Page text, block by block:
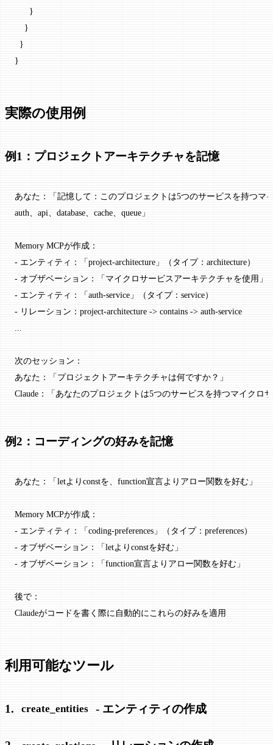
      }
    }
  }
}
実際の使用例
例1：プロジェクトアーキテクチャを記憶
あなた：「記憶して：このプロジェクトは5つのサービスを持つマ
auth、api、database、cache、queue」
Memory MCPが作成：
- エンティティ：「project-architecture」（タイプ：architecture）
- オブザベーション：「マイクロサービスアーキテクチャを使用」
- エンティティ：「auth-service」（タイプ：service）
- リレーション：project-architecture -> contains -> auth-service
次のセッション：
あなた：「プロジェクトアーキテクチャは何ですか？」
Claude：「あなたのプロジェクトは5つのサービスを持つマイクロ
例2：コーディングの好みを記憶
あなた：「letよりconstを、function宣言よりアロー関数を好む」
Memory MCPが作成：
- エンティティ：「coding-preferences」（タイプ：preferences）
- オブザベーション：「letよりconstを好む」
- オブザベーション：「function宣言よりアロー関数を好む」
後で：
Claudeがコードを書く際に自動的にこれらの好みを適用
利用可能なツール
1. create_entities - エンティティの作成